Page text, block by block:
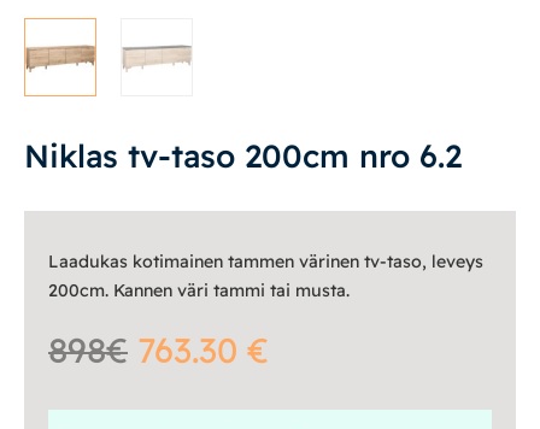
Vitriinit
Tasot
Senkit
Työpöydät ja työtuolit
Matot
Ulkokalusteet
Valaisimet
Niklas tv-taso 200cm nro 6.2
Laadukas kotimainen tammen värinen tv-taso, leveys
200cm. Kannen väri tammi tai musta.
898€ 763.30 €